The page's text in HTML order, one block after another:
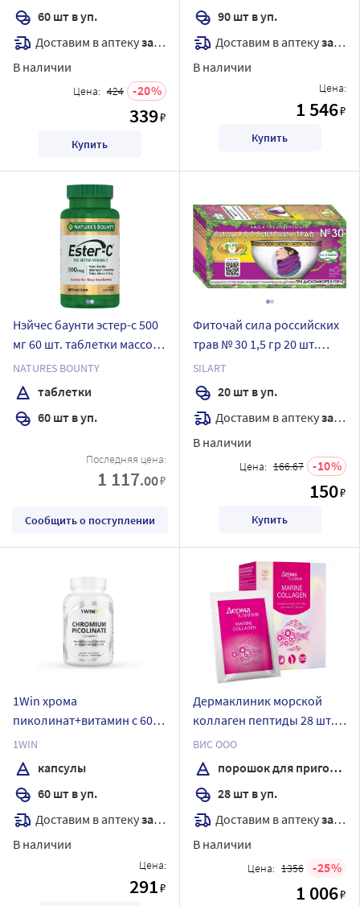
60 шт в уп.
Доставим в аптекузавтра
В наличии
Цена: 424 20
339₽
Купить
90 шт в уп.
Доставим в аптекузавтра
В наличии
Цена:
1 546₽
Купить
Нэйчес баунти эстер-с 500
мг 60 шт. таблетки массой
1098 мг
NATURES BOUNTY
таблетки
60 шт в уп.
Последняя цена:
1 117.00₽
Сообщить о поступлении
Фиточай сила российских
трав № 30 1,5 гр 20 шт.
фильтр-пакеты
SILART
20 шт в уп.
Доставим в аптекузавтра
В наличии
Цена: 166.67 10
150₽
Купить
1Win хрома
пиколинат+витамин с 60
шт. капсулы массой 410 мг
1WIN
капсулы
60 шт в уп.
Доставим в аптекузавтра
В наличии
Цена:
291₽
Дермаклиник морской
коллаген пептиды 28 шт.
пакет-саше порошок для
приготовления раствора
для приема внутрь массой
1,6 гр
ВИС ООО
порошок для приготовления раствора
28 шт в уп.
Доставим в аптекузавтра
В наличии
Цена: 1356 25
1 006₽